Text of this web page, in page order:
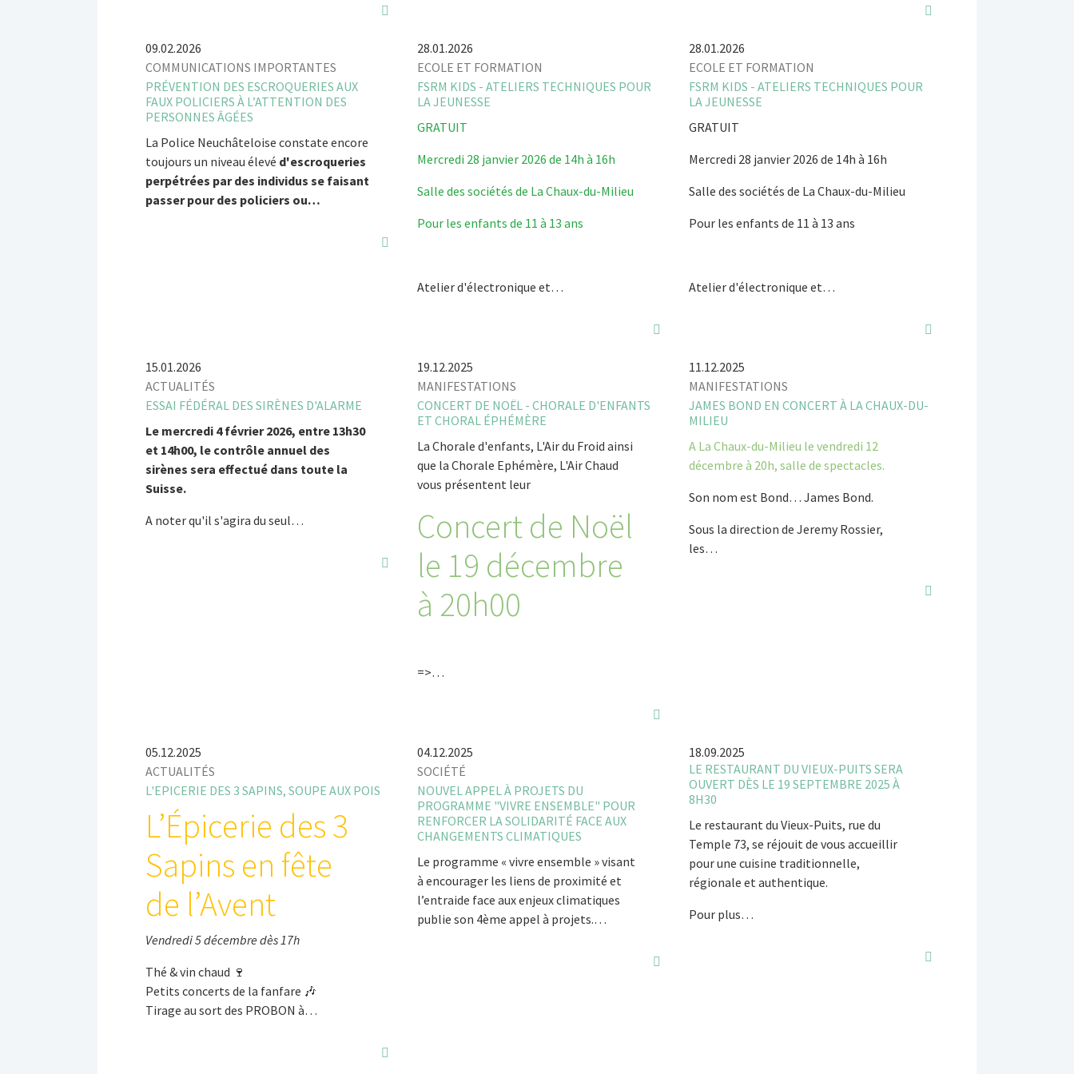
09.02.2026
COMMUNICATIONS IMPORTANTES
PRÉVENTION DES ESCROQUERIES AUX
FAUX POLICIERS À L’ATTENTION DES
PERSONNES ÂGÉES
La Police Neuchâteloise constate encore
toujours un niveau élevé d'escroqueries
perpétrées par des individus se faisant
passer pour des policiers ou…
28.01.2026
ECOLE ET FORMATION
FSRM KIDS - ATELIERS TECHNIQUES POUR
LA JEUNESSE
GRATUIT
Mercredi 28 janvier 2026 de 14h à 16h
Salle des sociétés de La Chaux-du-Milieu
Pour les enfants de 11 à 13 ans
Atelier d'électronique et…
28.01.2026
ECOLE ET FORMATION
FSRM KIDS - ATELIERS TECHNIQUES POUR
LA JEUNESSE
GRATUIT
Mercredi 28 janvier 2026 de 14h à 16h
Salle des sociétés de La Chaux-du-Milieu
Pour les enfants de 11 à 13 ans
Atelier d'électronique et…
15.01.2026
ACTUALITÉS
ESSAI FÉDÉRAL DES SIRÈNES D'ALARME
Le mercredi 4 février 2026, entre 13h30
et 14h00, le contrôle annuel des
sirènes sera effectué dans toute la
Suisse.
A noter qu'il s'agira du seul…
19.12.2025
MANIFESTATIONS
CONCERT DE NOËL - CHORALE D'ENFANTS
ET CHORAL ÉPHÉMÈRE
La Chorale d'enfants, L'Air du Froid ainsi
que la Chorale Ephémère, L'Air Chaud
vous présentent leur
Concert de Noël
le 19 décembre
à 20h00
=>…
11.12.2025
MANIFESTATIONS
JAMES BOND EN CONCERT À LA CHAUX-DU-
MILIEU
A La Chaux-du-Milieu le vendredi 12
décembre à 20h, salle de spectacles.
Son nom est Bond… James Bond.
Sous la direction de Jeremy Rossier,
les…
05.12.2025
ACTUALITÉS
L'EPICERIE DES 3 SAPINS, SOUPE AUX POIS
L’Épicerie des 3
Sapins en fête
de l’Avent
Vendredi 5 décembre dès 17h
Thé & vin chaud 🍷
Petits concerts de la fanfare 🎶
Tirage au sort des PROBON à…
04.12.2025
SOCIÉTÉ
NOUVEL APPEL À PROJETS DU
PROGRAMME "VIVRE ENSEMBLE" POUR
RENFORCER LA SOLIDARITÉ FACE AUX
CHANGEMENTS CLIMATIQUES
Le programme « vivre ensemble » visant
à encourager les liens de proximité et
l’entraide face aux enjeux climatiques
publie son 4ème appel à projets.…
18.09.2025
LE RESTAURANT DU VIEUX-PUITS SERA
OUVERT DÈS LE 19 SEPTEMBRE 2025 À
8H30
Le restaurant du Vieux-Puits, rue du
Temple 73, se réjouit de vous accueillir
pour une cuisine traditionnelle,
régionale et authentique.
Pour plus…